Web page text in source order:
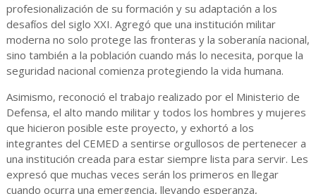
profesionalización de su formación y su adaptación a los
desafíos del siglo XXI. Agregó que una institución militar
moderna no solo protege las fronteras y la soberanía nacional,
sino también a la población cuando más lo necesita, porque la
seguridad nacional comienza protegiendo la vida humana.
Asimismo, reconoció el trabajo realizado por el Ministerio de
Defensa, el alto mando militar y todos los hombres y mujeres
que hicieron posible este proyecto, y exhortó a los
integrantes del CEMED a sentirse orgullosos de pertenecer a
una institución creada para estar siempre lista para servir. Les
expresó que muchas veces serán los primeros en llegar
cuando ocurra una emergencia, llevando esperanza,